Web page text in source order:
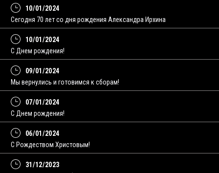
10/01/2024
Сегодня 70 лет со дня рождения Александра Ирхина
10/01/2024
С Днем рождения!
09/01/2024
Мы вернулись и готовимся к сборам!
07/01/2024
С Днем рождения!
06/01/2024
С Рождеством Христовым!
31/12/2023